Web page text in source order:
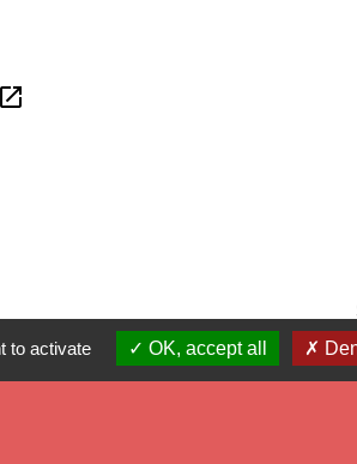
open_in_new
to activate OK, accept all